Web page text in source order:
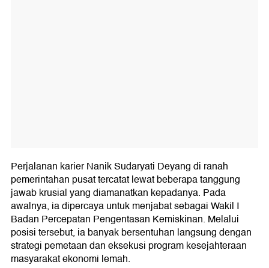
Perjalanan karier Nanik Sudaryati Deyang di ranah
pemerintahan pusat tercatat lewat beberapa tanggung
jawab krusial yang diamanatkan kepadanya. Pada
awalnya, ia dipercaya untuk menjabat sebagai Wakil I
Badan Percepatan Pengentasan Kemiskinan. Melalui
posisi tersebut, ia banyak bersentuhan langsung dengan
strategi pemetaan dan eksekusi program kesejahteraan
masyarakat ekonomi lemah.